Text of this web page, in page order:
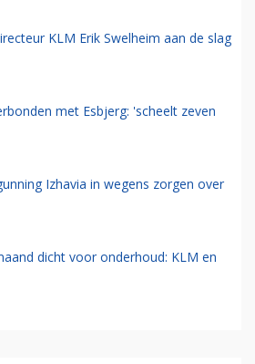
KLM Erik Swelheim aan de slag
met Esbjerg: 'scheelt zeven
Izhavia in wegens zorgen over
dicht voor onderhoud: KLM en